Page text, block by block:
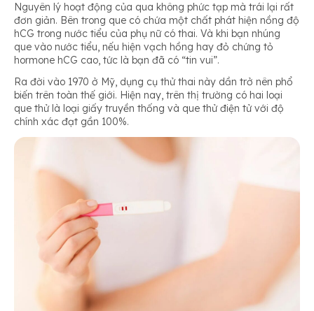
Nguyên lý hoạt động của qua không phức tạp mà trái lại rất
đơn giản. Bên trong que có chứa một chất phát hiện nồng độ
hCG trong nước tiểu của phụ nữ có thai. Và khi bạn nhúng
que vào nước tiểu, nếu hiện vạch hồng hay đỏ chứng tỏ
hormone hCG cao, tức là bạn đã có “tin vui”.
Ra đời vào 1970 ở Mỹ, dụng cụ thử thai này dần trở nên phổ
biến trên toàn thế giới. Hiện nay, trên thị trường có hai loại
que thử là loại giấy truyền thống và que thử điện tử với độ
chính xác đạt gần 100%.